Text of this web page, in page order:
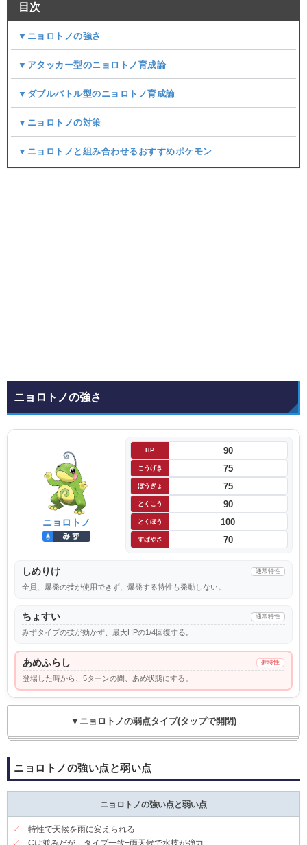
目次
▼ニョロトノの強さ
▼アタッカー型のニョロトノ育成論
▼ダブルバトル型のニョロトノ育成論
▼ニョロトノの対策
▼ニョロトノと組み合わせるおすすめポケモン
ニョロトノの強さ
ニョロトノ
HP 90
こうげき 75
ぼうぎょ 75
とくこう 90
とくぼう 100
すばやさ 70
しめりけ 通常特性
全員、爆発の技が使用できず、爆発する特性も発動しない。
ちょすい 通常特性
みずタイプの技が効かず、最大HPの1/4回復する。
あめふらし 夢特性
登場した時から、5ターンの間、あめ状態にする。
▼ニョロトノの弱点タイプ(タップで開閉)
ニョロトノの強い点と弱い点
ニョロトノの強い点と弱い点
✓ 特性で天候を雨に変えられる
✓ Cは並みだが、タイプ一致+雨天候で水技が強力